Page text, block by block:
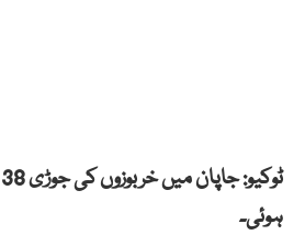
ہوئی۔